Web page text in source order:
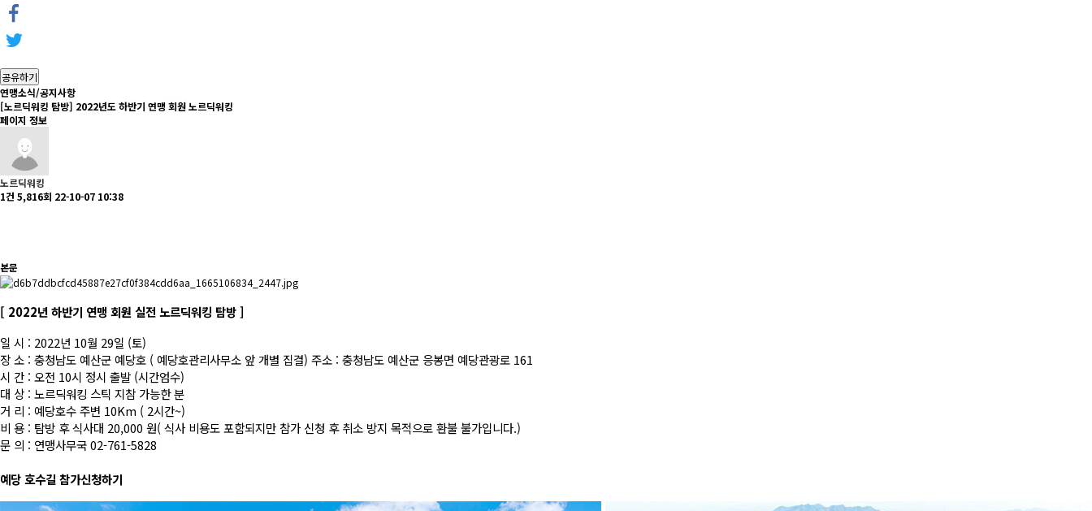
공유하기
연맹소식/공지사항
[노르딕워킹 탐방] 2022년도 하반기 연맹 회원 노르딕워킹
페이지 정보
노르딕워킹
1건 5,816회 22-10-07 10:38
본문
[ 2022년 하반기 연맹 회원 실전 노르딕워킹 탐방 ]
일 시 : 2022년 10월 29일 (토)
장 소 : 충청남도 예산군 예당호 ( 예당호관리사무소 앞 개별 집결) 주소 : 충청남도 예산군 응봉면 예당관광로 161
시 간 : 오전 10시 정시 출발 (시간엄수)
대 상 : 노르딕워킹 스틱 지참 가능한 분
거 리 : 예당호수 주변 10Km ( 2시간~)
비 용 : 탐방 후 식사대 20,000 원( 식사 비용도 포함되지만 참가 신청 후 취소 방지 목적으로 환불 불가입니다.)
문 의 : 연맹사무국 02-761-5828
예당 호수길 참가신청하기